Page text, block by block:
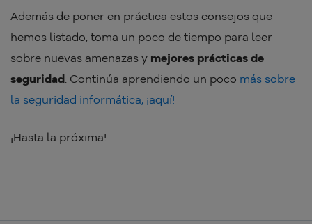
Además de poner en práctica estos consejos que
hemos listado, toma un poco de tiempo para leer
sobre nuevas amenazas y mejores prácticas de
seguridad. Continúa aprendiendo un poco más sobre
la seguridad informática, ¡aquí!
¡Hasta la próxima!